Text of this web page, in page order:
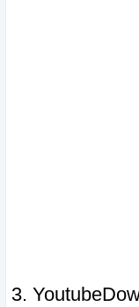
3.